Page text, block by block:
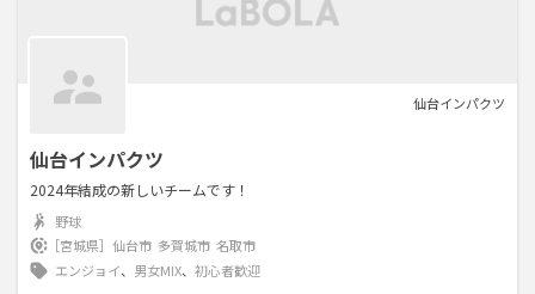
仙台インパクツ
仙台インパクツ
2024年結成の新しいチームです！
野球
［宮城県］ 仙台市 多賀城市 名取市
エンジョイ、 男女MIX、 初心者歓迎